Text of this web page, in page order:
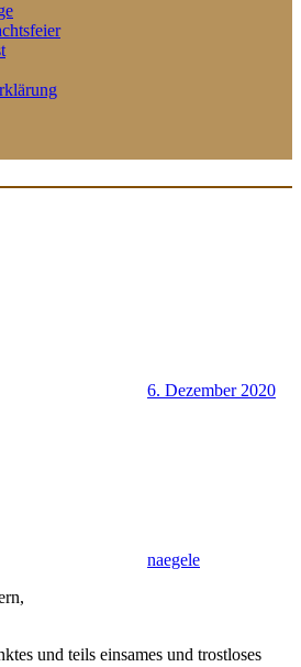
6. Dezember 2020
naegele
und teils einsames und trostloses